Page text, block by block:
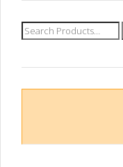
Recherche
pour :